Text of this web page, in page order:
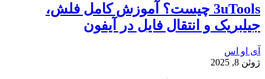
3uTools چیست؟ آموزش کامل فلش،
جیلبریک و انتقال فایل در آیفون
آی او اس
ژوئن 8, 2025